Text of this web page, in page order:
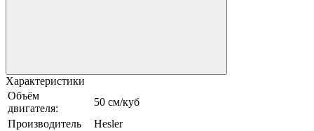
Характеристики
Объём
двигателя:
50 см/куб
Производитель
Hesler